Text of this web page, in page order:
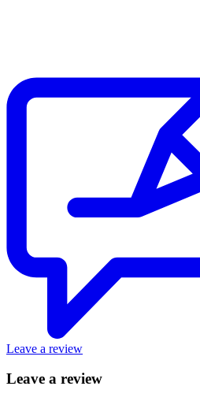
Leave a review
Leave a review